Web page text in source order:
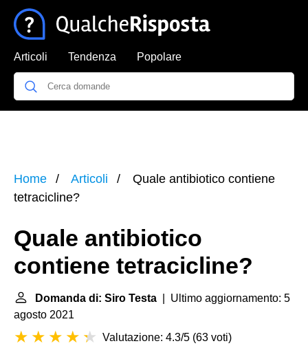
Articoli Tendenza Popolare
Home Articoli
Quale antibiotico contiene
tetracicline?
Quale antibiotico
contiene tetracicline?
Domanda di: Siro Testa | Ultimo aggiornamento: 5
agosto 2021
Valutazione: 4.3/5 (63 voti)